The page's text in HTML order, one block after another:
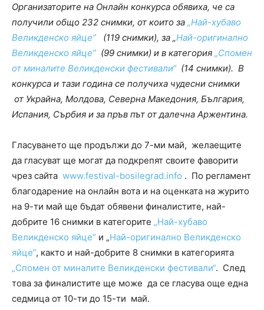
Организаторите на Онлайн конкурса обявиха, че са
получили общо 232 снимки, от които за „Най-хубаво
Великденско яйце” (119 снимки), за „Най-оригинално
Великденско яйце” (99 снимки) и в категория „Спомен
от миналите Великденски фестивали“(14 снимки). В
конкурса и тази година се получиха чудесни снимки
от Украйна, Молдова, Северна Македония, България,
Испания, Сърбия и за пръв път от далечна Аржентина.
Гласуването ще продължи до 7-ми май, желаещите
да гласуват ще могат да подкрепят своите фаворити
чрез сайта www.festival-bosilegrad.info . По регламент
благодарение на онлайн вота и на оценката на журито
на 9-ти май ще бъдат обявени финалистите, най-
добрите 16 снимки в категорите „Най-хубаво
Великденско яйце” и „Най-оригинално Великденско
яйце”, както и най-добрите 8 снимки в категорията
„Спомен от миналите Великденски фестивали“. След
това за финалистите ще може да се гласува още една
седмица от 10-ти до 15-ти май.